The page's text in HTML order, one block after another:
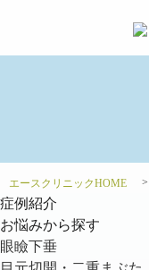
エースクリニックHOME
症例紹介
お悩みから探す
眼瞼下垂